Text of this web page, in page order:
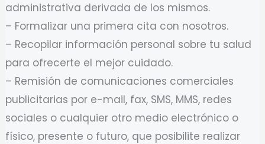
administrativa derivada de los mismos.
– Formalizar una primera cita con nosotros.
– Recopilar información personal sobre tu salud
para ofrecerte el mejor cuidado.
– Remisión de comunicaciones comerciales
publicitarias por e-mail, fax, SMS, MMS, redes
sociales o cualquier otro medio electrónico o
físico, presente o futuro, que posibilite realizar